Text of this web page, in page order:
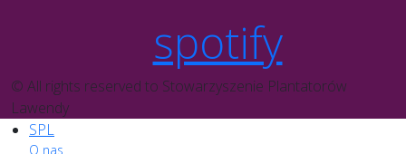
spotify
© All rights reserved to Stowarzyszenie Plantatorów
Lawendy
SPL
O nas